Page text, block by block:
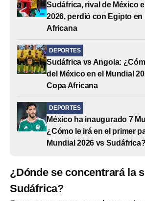
Sudáfrica, rival de México
2026, perdió con Egipto en
Africana
DEPORTES
Sudáfrica vs Angola:
del México en el Mundial
Copa Africana
DEPORTES
México ha inaugurado 7
¿Cómo le irá en el primer
Mundial 2026 vs Sudáfrica?
¿Dónde se concentrará la
Sudáfrica?